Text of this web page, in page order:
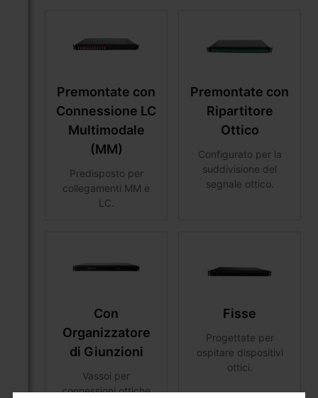
Premontate con
Connessione LC
Multimodale
(MM)
Predisposto per
collegamenti MM e
LC.
Premontate con
Ripartitore
Ottico
Configurato per la
suddivisione del
segnale ottico.
Con
Organizzatore
di Giunzioni
Vassoi per
connessioni ottiche
Fisse
Progettate per
ospitare dispositivi
ottici.